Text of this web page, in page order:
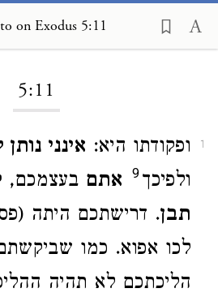
on Exodus 5:11
5:11
1 ופקודתו היא: אינני
ולפיכך9 אתם בעצמכם,
תבן. דרישתכם היתה
לכו אפוא. כמו
הליכתכם לא תהיה